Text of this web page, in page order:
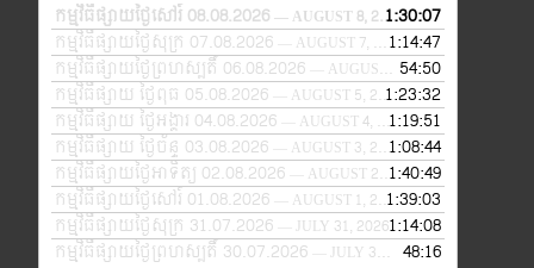
កម្មវិធីផ្សាយថ្ងៃសៅរ៍ 08.08.2026— AUGUST 8, 2026 1:30:07
កម្មវិធីផ្សាយថ្ងៃសុក្រ 07.08.2026
— AUGUST 7, 2026
1:14:47
កម្មវិធីផ្សាយថ្ងៃព្រហស្បតិ៍ 06.08.2026
— AUGUST 6, 2026
54:50
កម្មវិធីផ្សាយ ថ្ងៃពុធ 05.08.2026
— AUGUST 5, 2026 1:23:32
កម្មវិធីផ្សាយ ថ្ងៃអង្គារ 04.08.2026
— AUGUST 4, 2026
1:19:51
កម្មវិធីផ្សាយ ថ្ងៃច័ន្ទ 03.08.2026
— AUGUST 3, 2026 1:08:44
កម្មវិធីផ្សាយថ្ងៃអាទិត្យ 02.08.2026
— AUGUST 2, 2026 1:40:49
កម្មវិធីផ្សាយថ្ងៃសៅរ៍ 01.08.2026
— AUGUST 1, 2026 1:39:03
កម្មវិធីផ្សាយថ្ងៃសុក្រ 31.07.2026
— JULY 31, 20261:14:08
កម្មវិធីផ្សាយថ្ងៃព្រហស្បតិ៍ 30.07.2026
— JULY 30, 2026 48:16